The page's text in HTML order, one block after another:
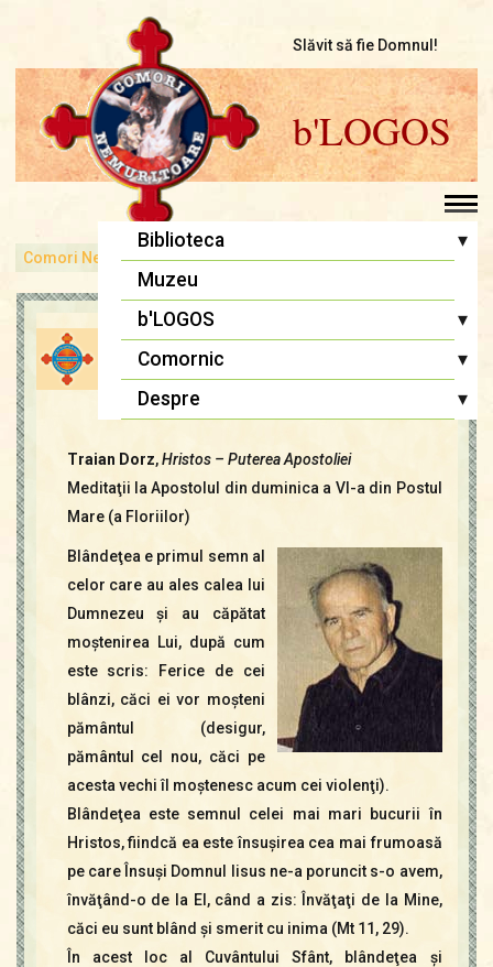
Slăvit să fie Domnul!
b'LOGOS
Biblioteca ▾
Fr. Ioan Marini
Muzeu
b'LOGOS
▾
Lupta cea bună
Multimedia
Pagina copiilor
Comornic ▾
Psaltirea
Rugăciuni
Mărgăritare
Calendar
Glosar
Repere
Despre ▾
Condiții de Colaborare
Contact
Comori Nemuritoare bLOGOS Blândeţea voastră
Blândeţea voastră
admin 23 apr., 2016 Editoriale
Traian Dorz,Hristos – Puterea Apostoliei
Meditaţii la Apostolul din duminica a VI-a din Postul
Mare (a Floriilor)
Blândeţea e primul semn al
celor care au ales calea lui
Dumnezeu şi au căpătat
moştenirea Lui, după cum
este scris: Ferice de cei
blânzi, căci ei vor moşteni
pământul (desigur,
pământul cel nou, căci pe
acesta vechi îl moştenesc acum cei violenţi).
Blândeţea este semnul celei mai mari bucurii în
Hristos, fiindcă ea este însuşirea cea mai frumoasă
pe care Însuşi Domnul Iisus ne-a poruncit s-o avem,
învăţând-o de la El, când a zis: Învăţaţi de la Mine,
căci eu sunt blând şi smerit cu inima (Mt 11, 29).
În acest loc al Cuvântului Sfânt, blândeţea şi